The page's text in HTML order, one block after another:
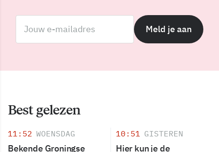
Meld je aan
Best gelezen
11:52 WOENSDAG
Bekende Groningse
10:51 GISTEREN
Hier kun je de